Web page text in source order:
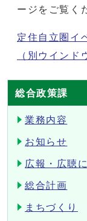
ージをご覧く
定住自立圏イ
（別ウインド
総合政策課
業務内容
お知らせ
広報・広聴
総合計画
まちづくり